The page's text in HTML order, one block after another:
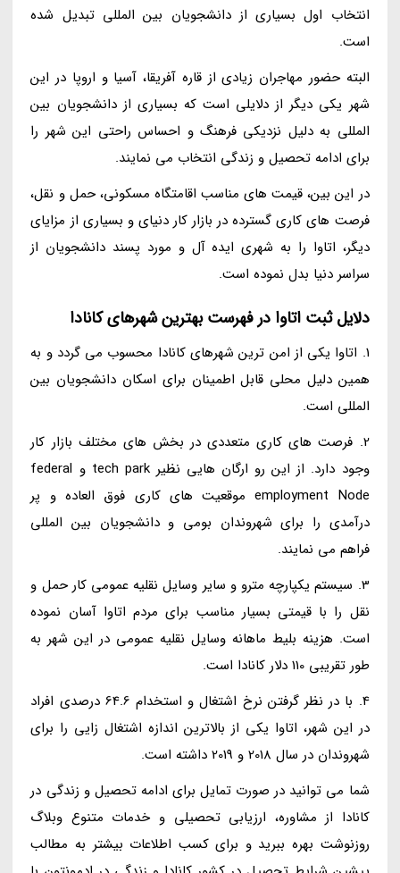
انتخاب اول بسیاری از دانشجویان بین المللی تبدیل شده
است.
البته حضور مهاجران زیادی از قاره آفریقا، آسیا و اروپا در این
شهر یکی دیگر از دلایلی است که بسیاری از دانشجویان بین
المللی به دلیل نزدیکی فرهنگ و احساس راحتی این شهر را
برای ادامه تحصیل و زندگی انتخاب می نمایند.
در این بین، قیمت های مناسب اقامتگاه مسکونی، حمل و نقل،
فرصت های کاری گسترده در بازار کار دنیای و بسیاری از مزایای
دیگر، اتاوا را به شهری ایده آل و مورد پسند دانشجویان از
سراسر دنیا بدل نموده است.
دلایل ثبت اتاوا در فهرست بهترین شهرهای کانادا
1. اتاوا یکی از امن ترین شهرهای کانادا محسوب می گردد و به
همین دلیل محلی قابل اطمینان برای اسکان دانشجویان بین
المللی است.
2. فرصت های کاری متعددی در بخش های مختلف بازار کار
وجود دارد. از این رو ارگان هایی نظیر tech park و federal
employment Node موقعیت های کاری فوق العاده و پر
درآمدی را برای شهروندان بومی و دانشجویان بین المللی
فراهم می نمایند.
3. سیستم یکپارچه مترو و سایر وسایل نقلیه عمومی کار حمل و
نقل را با قیمتی بسیار مناسب برای مردم اتاوا آسان نموده
است. هزینه بلیط ماهانه وسایل نقلیه عمومی در این شهر به
طور تقریبی 110 دلار کانادا است.
4. با در نظر گرفتن نرخ اشتغال و استخدام 64.6 درصدی افراد
در این شهر، اتاوا یکی از بالاترین اندازه اشتغال زایی را برای
شهروندان در سال 2018 و 2019 داشته است.
شما می توانید در صورت تمایل برای ادامه تحصیل و زندگی در
کانادا از مشاوره، ارزیابی تحصیلی و خدمات متنوع وبلاگ
روزنوشت بهره ببرید و برای کسب اطلاعات بیشتر به مطالب